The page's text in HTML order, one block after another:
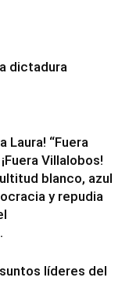
dictadura
Laura! “Fuera
Villalobos!
blanco, azul
y repudia
líderes del